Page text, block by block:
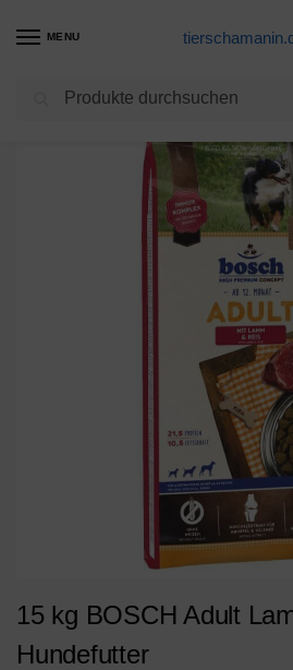
MENU
Hundetrockenfutter Produkte
15 kg BOSCH Adult
Hundefutter